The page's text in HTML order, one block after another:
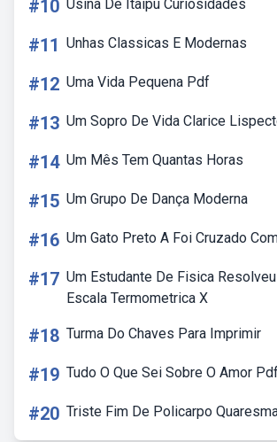
#10 Usina De Itaipu Curiosidades
#11 Unhas Classicas E Modernas
#12 Uma Vida Pequena Pdf
#13 Um Sopro De Vida Clarice
#14 Um Mês Tem Quantas Horas
#15 Um Grupo De Dança Moderna
#16 Um Gato Preto A Foi Cruzado
#17 Um Estudante De Fisica
Escala Termometrica X
#18 Turma Do Chaves Para Imprimir
#19 Tudo O Que Sei Sobre O Amor
#20 Triste Fim De Policarpo